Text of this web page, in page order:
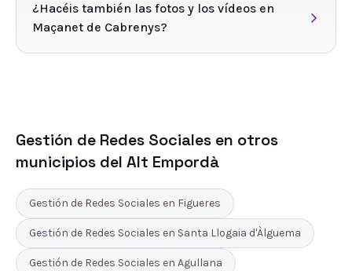
¿Hacéis también las fotos y los vídeos en
Maçanet de Cabrenys?
Gestión de Redes Sociales en otros
municipios del Alt Empordà
Gestión de Redes Sociales en Figueres
Gestión de Redes Sociales en Santa Llogaia d'Àlguema
Gestión de Redes Sociales en Agullana